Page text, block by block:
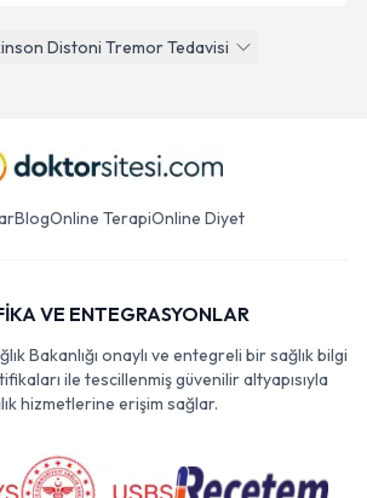
Distoni Tremor Tedavisi
BlogOnline TerapiOnline Diyet
VE ENTEGRASYONLAR
Bakanlığı onaylı ve entegreli bir sağlık bilgi
ile tescillenmiş güvenilir altyapısıyla
hizmetlerine erişim sağlar.